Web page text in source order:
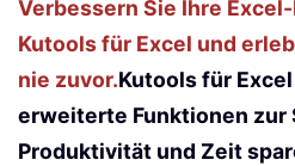
Verbessern Sie Ihre
Kutools für Excel und
nie zuvor.Kutools für
erweiterte Funktionen zur
Produktivität und Zeit